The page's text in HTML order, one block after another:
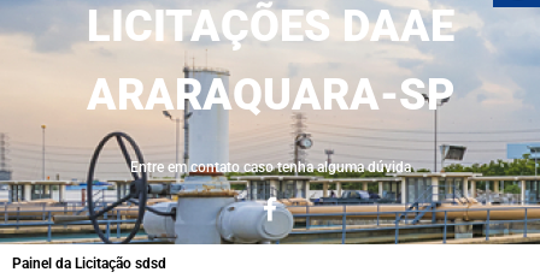
LICITAÇÕES DAAE
ARARAQUARA-SP
Entre em contato caso tenha alguma dúvida
Painel da Licitação sdsd